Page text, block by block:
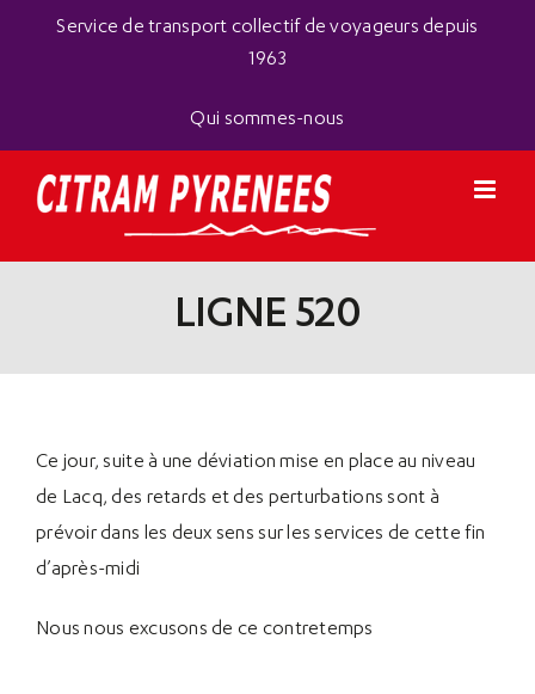
Service de transport collectif de voyageurs depuis
1963
Qui sommes-nous
LIGNE 520
Ce jour, suite à une déviation mise en place au niveau
de Lacq, des retards et des perturbations sont à
prévoir dans les deux sens sur les services de cette fin
d’après-midi
Nous nous excusons de ce contretemps
Panneau de gestion des cookies